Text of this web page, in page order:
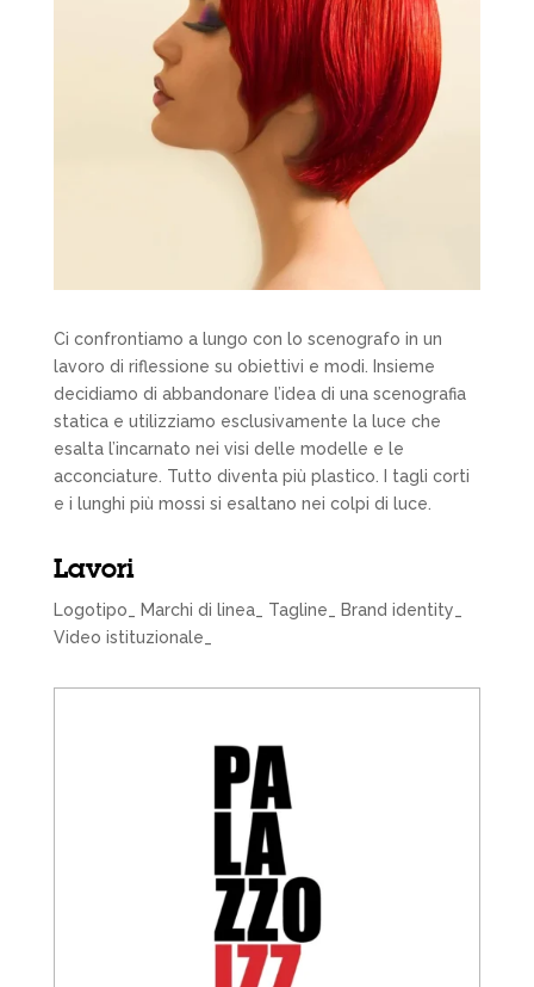
Ci confrontiamo a lungo con lo scenografo in un
lavoro di riflessione su obiettivi e modi. Insieme
decidiamo di abbandonare l’idea di una scenografia
statica e utilizziamo esclusivamente la luce che
esalta l’incarnato nei visi delle modelle e le
acconciature. Tutto diventa più plastico. I tagli corti
e i lunghi più mossi si esaltano nei colpi di luce.
Lavori
Logotipo_ Marchi di linea_ Tagline_ Brand identity_
Video istituzionale_